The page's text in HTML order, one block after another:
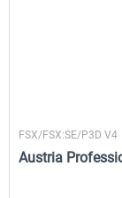
FSX/FSX:SE/P3D V4
Austria